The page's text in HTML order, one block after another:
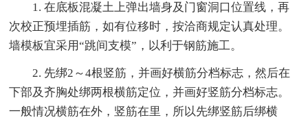
1. 在底板混凝土上弹出墙身及门窗洞口位置线，再
次校正预埋插筋，如有位移时，按洽商规定认真处理。
墙模板宜采用“跳间支模”，以利于钢筋施工。
2. 先绑2～4根竖筋，并画好横筋分档标志，然后在
下部及齐胸处绑两根横筋定位，并画好竖筋分档标志。
一般情况横筋在外，竖筋在里，所以先绑竖筋后绑横